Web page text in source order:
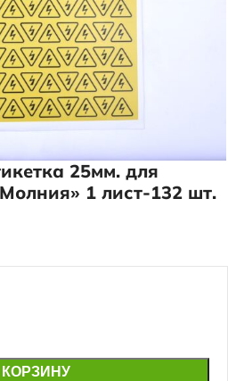
25мм. для
1 лист-132 шт.